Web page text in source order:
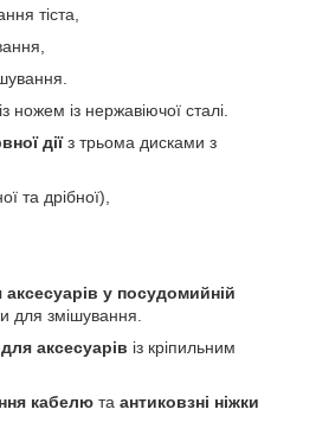
тіста,
із ножем із нержавіючої сталі.
діїз трьома дисками з
та дрібної),
у посудомийній
для змішування.
аксесуарів із кріпильним
кабелю та антиковзні ніжки